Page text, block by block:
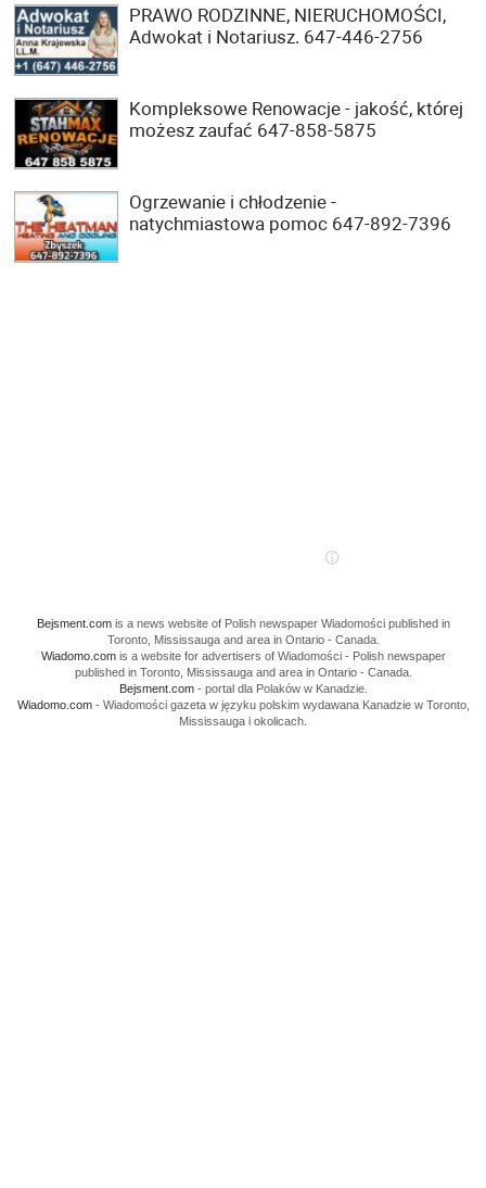
PRAWO RODZINNE, NIERUCHOMOŚCI,
Adwokat i Notariusz. 647-446-2756
Kompleksowe Renowacje - jakość, której
możesz zaufać 647-858-5875
Ogrzewanie i chłodzenie -
natychmiastowa pomoc 647-892-7396
Bejsment.comis a news website of Polish newspaper Wiadomości published in
Toronto, Mississauga and area in Ontario - Canada.
Wiadomo.comis a website for advertisers of Wiadomości - Polish newspaper
published in Toronto, Mississauga and area in Ontario - Canada.
Bejsment.com- portal dla Polaków w Kanadzie.
Wiadomo.com- Wiadomości gazeta w języku polskim wydawana Kanadzie w Toronto,
Mississauga i okolicach.